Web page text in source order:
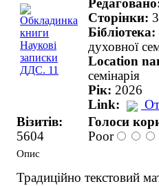
Сторінки:
Бібліотека:
духовної
Location
семінарія
Рік: 2026
Link:
Візитів:
5604
Голоси
Poor
Опис
Традиційно текстовий